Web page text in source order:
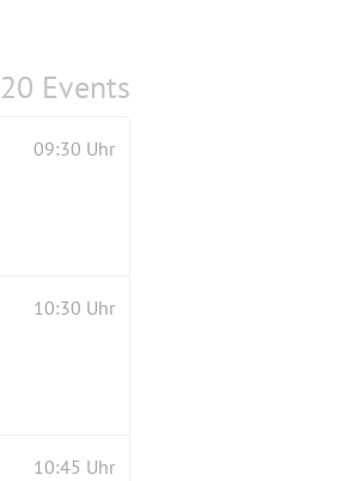
20 Events
09:30 Uhr
10:30 Uhr
10:45 Uhr